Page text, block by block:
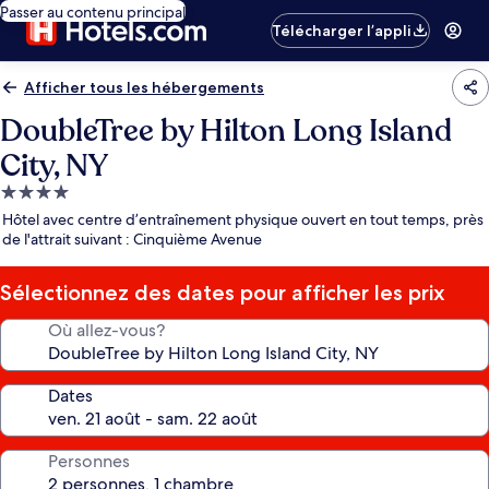
Passer au contenu principal
Télécharger l’appli
Afficher tous les hébergements
DoubleTree by Hilton Long Island
City, NY
Hébergement
4.0 étoiles
Hôtel avec centre d’entraînement physique ouvert en tout temps, près
de l'attrait suivant : Cinquième Avenue
Sélectionnez des dates pour afficher les prix
Où allez-vous?
Dates
Personnes